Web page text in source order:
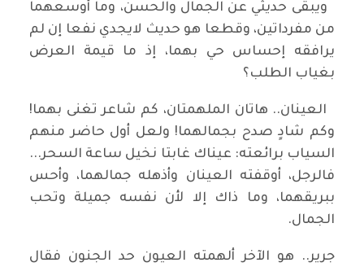
ويبقى حديثي عن الجمال والحسن، وما أوسعهما
من مفرداتين، وقطعا هو حديث لايجدي نفعا إن لم
يرافقه إحساس حي بهما، إذ ما قيمة العرض
بغياب الطلب؟
العينان.. هاتان الملهمتان، كم شاعر تغنى بهما!
وكم شادٍ صدح بجمالهما! ولعل أول حاضر منهم
السياب برائعته: عيناك غابتا نخيل ساعة السحر...
فالرجل، أوقفته العينان وأذهله جمالهما، وأحس
ببريقهما، وما ذاك إلا لأن نفسه جميلة وتحب
الجمال.
جرير.. هو الآخر ألهمته العيون حد الجنون فقال